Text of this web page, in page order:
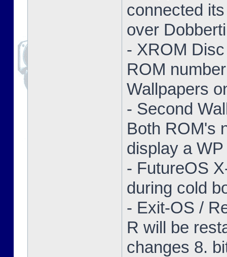
connected
over
- XROM
ROM
Wallpapers
- Second
Both ROM's
display a
- FutureOS
during cold
- Exit-OS /
R will be
changes 8.